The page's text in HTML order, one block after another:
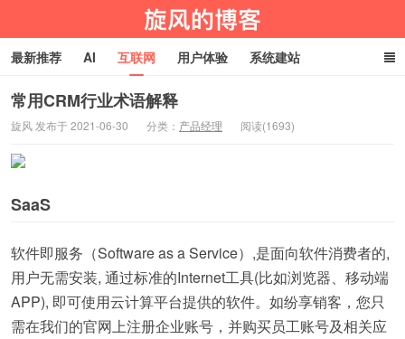
最新推荐 AI 互联网 用户体验 系统建站
编程技术 淘宝客 生活百科
常用CRM行业术语解释
旋风 发布于 2021-06-30 分类： 产品经理 阅读(1693)
SaaS
软件即服务（Software as a Service）,是面向软件消费者的,
用户无需安装, 通过标准的Internet工具(比如浏览器、移动端
APP), 即可使用云计算平台提供的软件。如纷享销客，您只
需在我们的官网上注册企业账号，并购买员工账号及相关应